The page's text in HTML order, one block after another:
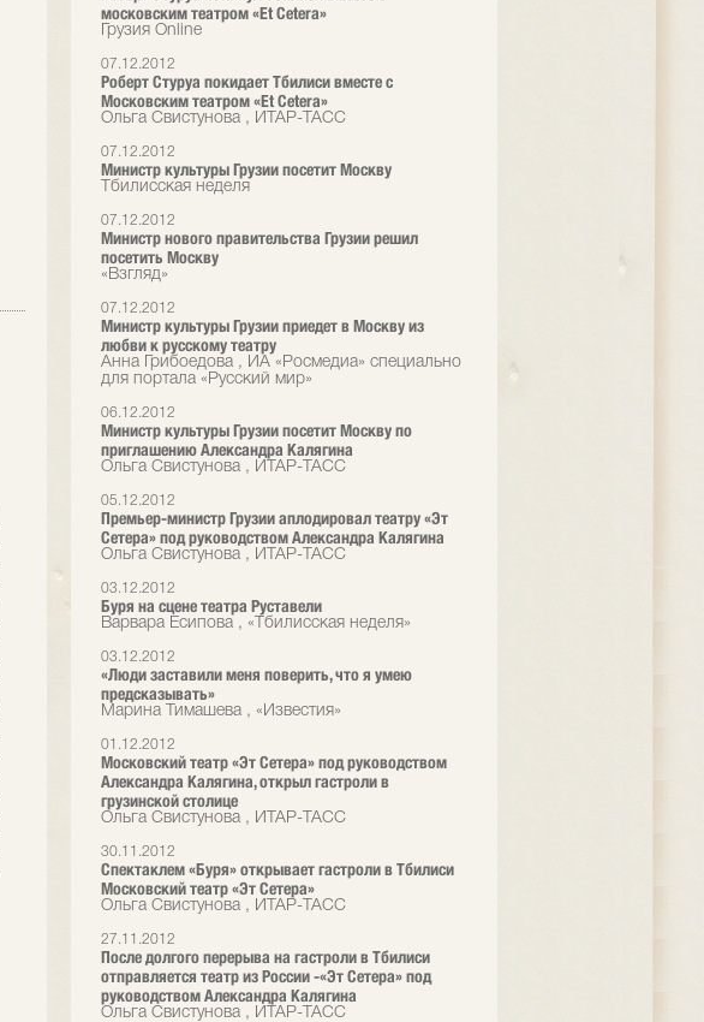
московским театром «Et Cetera»
Грузия Online
07.12.2012
Роберт Стуруа покидает Тбилиси вместе с
Московским театром «Et Cetera»
Ольга Свистунова , ИТАР-ТАСС
07.12.2012
Министр культуры Грузии посетит Москву
Тбилисская неделя
07.12.2012
Министр нового правительства Грузии решил
посетить Москву
«Взгляд»
07.12.2012
Министр культуры Грузии приедет в Москву из
любви к русскому театру
Анна Грибоедова , ИА «Росмедиа» специально
для портала «Русский мир»
06.12.2012
Министр культуры Грузии посетит Москву по
приглашению Александра Калягина
Ольга Свистунова , ИТАР-ТАСС
05.12.2012
Премьер-министр Грузии аплодировал театру «Эт
Сетера» под руководством Александра Калягина
Ольга Свистунова , ИТАР-ТАСС
03.12.2012
Буря на сцене театра Руставели
Варвара Есипова , «Тбилисская неделя»
03.12.2012
«Люди заставили меня поверить, что я умею
предсказывать»
Марина Тимашева , «Известия»
01.12.2012
Московский театр «Эт Сетера» под руководством
Александра Калягина, открыл гастроли в
грузинской столице
Ольга Свистунова , ИТАР-ТАСС
30.11.2012
Спектаклем «Буря» открывает гастроли в Тбилиси
Московский театр «Эт Сетера»
Ольга Свистунова , ИТАР-ТАСС
27.11.2012
После долгого перерыва на гастроли в Тбилиси
отправляется театр из России -«Эт Сетера» под
руководством Александра Калягина
Ольга Свистунова , ИТАР-ТАСС